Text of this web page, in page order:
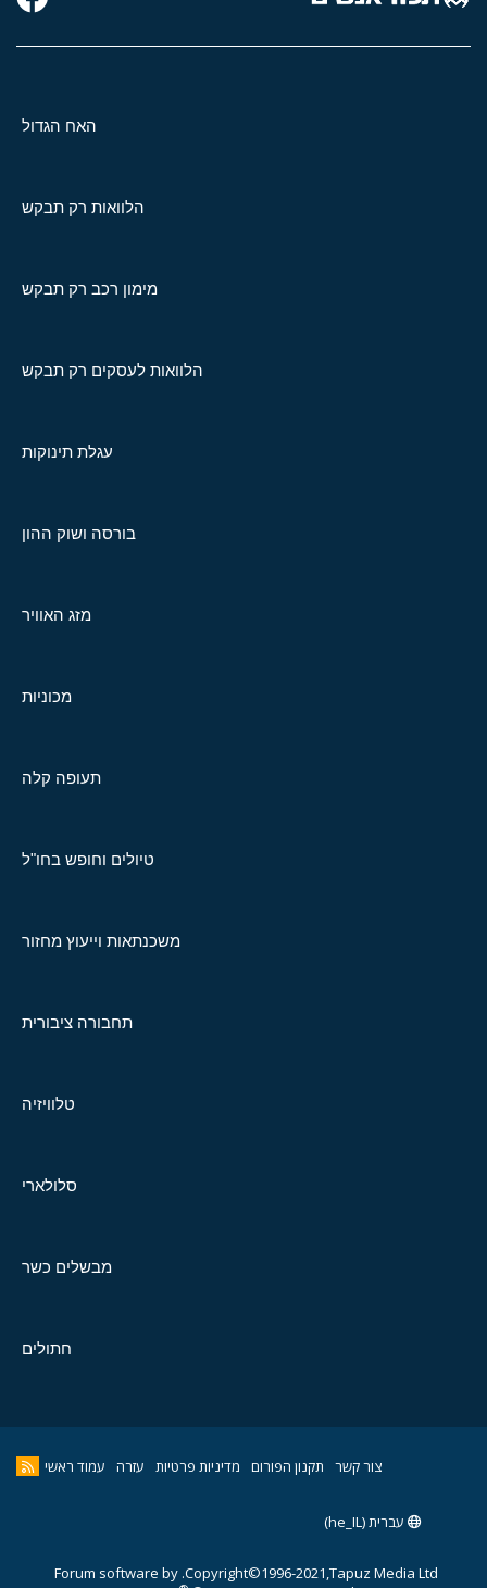
האח הגדול
הלוואות רק תבקש
מימון רכב רק תבקש
הלוואות לעסקים רק תבקש
עגלת תינוקות
בורסה ושוק ההון
מזג האוויר
מכוניות
תעופה קלה
טיולים וחופש בחו"ל
משכנתאות וייעוץ מחזור
תחבורה ציבורית
טלוויזיה
סלולארי
מבשלים כשר
חתולים
צור קשר תקנון הפורום מדיניות פרטיות עזרה עמוד ראשי
עברית (he_IL)
Copyright©1996-2021,Tapuz Media Ltd.
Forum software by